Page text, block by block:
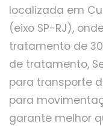
localizada em
(eixo SP-RJ),
tratamento de
de tratamento,
para transporte
para
garante melhor